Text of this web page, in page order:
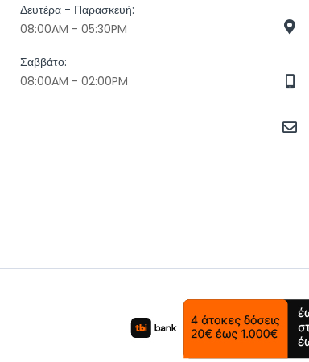
Δευτέρα - Παρασκευή:
08:00AM - 05:30PM
Σαββάτο:
08:00AM - 02:00PM